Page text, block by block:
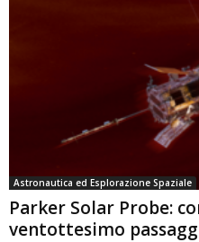
Astronautica ed Esplorazione Spaziale
Parker Solar Probe:
ventottesimo